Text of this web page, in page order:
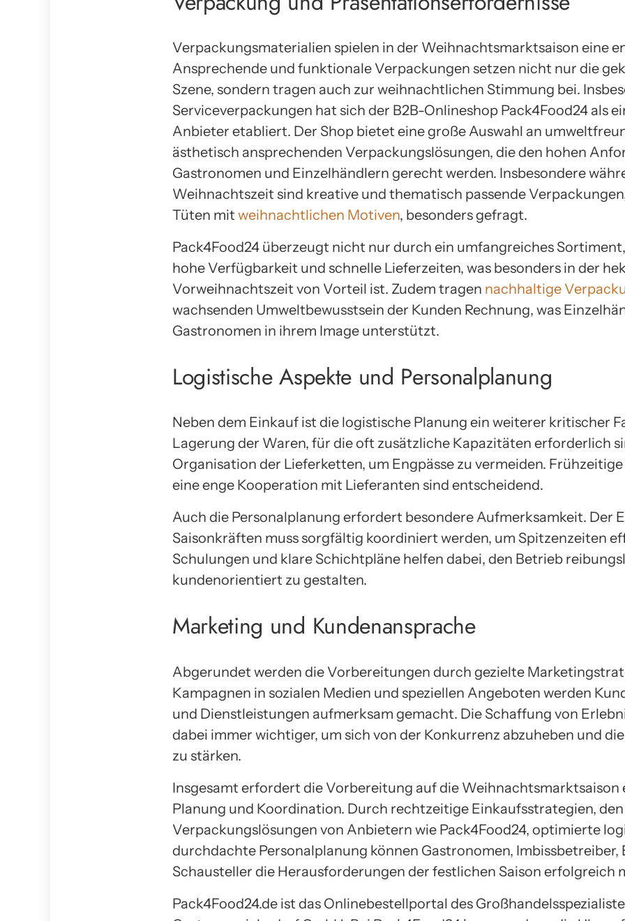
Verpackungsmaterialien spielen in der Weihnachtsmarktsaison eine
Ansprechende und funktionale Verpackungen setzen nicht nur die
Szene, sondern tragen auch zur weihnachtlichen Stimmung bei.
Serviceverpackungen hat sich der B2B-Onlineshop Pack4Food24 als
Anbieter etabliert. Der Shop bietet eine große Auswahl an
ästhetisch ansprechenden Verpackungslösungen, die den hohen
Gastronomen und Einzelhändlern gerecht werden. Insbesondere
Weihnachtszeit sind kreative und thematisch passende
Tüten mit weihnachtlichen Motiven, besonders gefragt.
Pack4Food24 überzeugt nicht nur durch ein umfangreiches
hohe Verfügbarkeit und schnelle Lieferzeiten, was besonders in der
Vorweihnachtszeit von Vorteil ist. Zudem tragen nachhaltige
wachsenden Umweltbewusstsein der Kunden Rechnung, was
Gastronomen in ihrem Image unterstützt.
Logistische Aspekte und Personalplanung
Neben dem Einkauf ist die logistische Planung ein weiterer kritischer
Lagerung der Waren, für die oft zusätzliche Kapazitäten erforderlich
Organisation der Lieferketten, um Engpässe zu vermeiden.
eine enge Kooperation mit Lieferanten sind entscheidend.
Auch die Personalplanung erfordert besondere Aufmerksamkeit. Der
Saisonkräften muss sorgfältig koordiniert werden, um Spitzenzeiten
Schulungen und klare Schichtpläne helfen dabei, den Betrieb
kundenorientiert zu gestalten.
Marketing und Kundenansprache
Abgerundet werden die Vorbereitungen durch gezielte
Kampagnen in sozialen Medien und speziellen Angeboten werden
und Dienstleistungen aufmerksam gemacht. Die Schaffung von
dabei immer wichtiger, um sich von der Konkurrenz abzuheben und
zu stärken.
Insgesamt erfordert die Vorbereitung auf die Weihnachtsmarktsaison
Planung und Koordination. Durch rechtzeitige Einkaufsstrategien,
Verpackungslösungen von Anbietern wie Pack4Food24, optimierte
durchdachte Personalplanung können Gastronomen, Imbissbetreiber,
Schausteller die Herausforderungen der festlichen Saison erfolgreich
Pack4Food24.de ist das Onlinebestellportal des